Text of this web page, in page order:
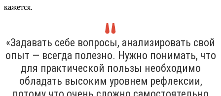
кажется.
«Задавать себе вопросы, анализировать свой
опыт — всегда полезно. Нужно понимать, что
для практической пользы необходимо
обладать высоким уровнем рефлексии,